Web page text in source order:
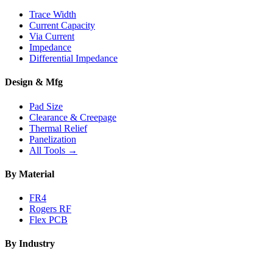
Trace Width
Current Capacity
Via Current
Impedance
Differential Impedance
Design & Mfg
Pad Size
Clearance & Creepage
Thermal Relief
Panelization
All Tools →
By Material
FR4
Rogers RF
Flex PCB
By Industry